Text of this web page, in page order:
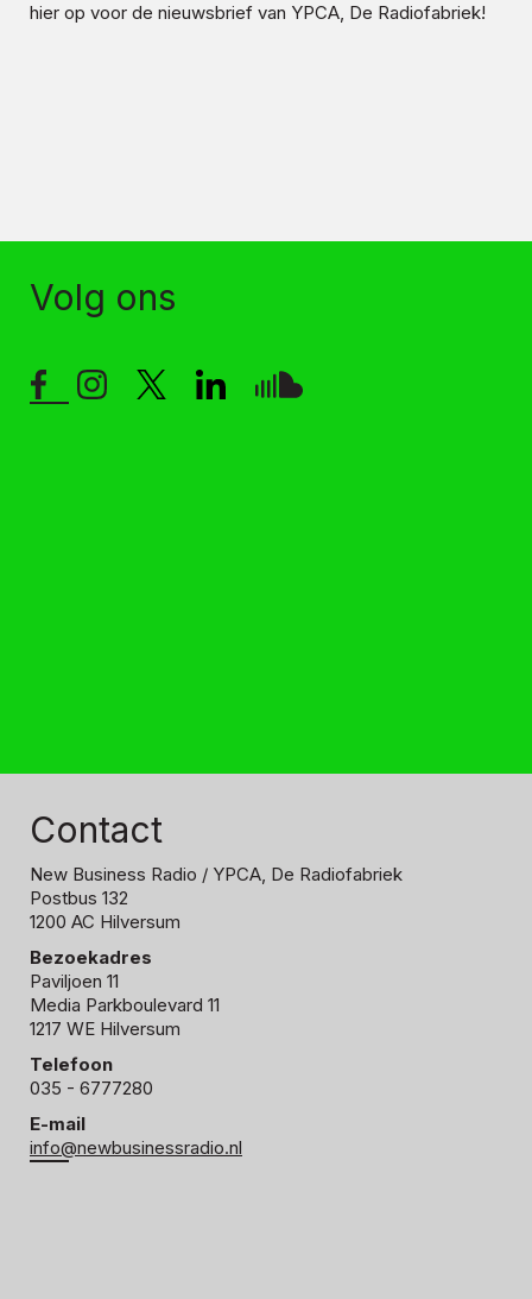
hier op voor de nieuwsbrief van YPCA, De Radiofabriek!
Volg ons
Contact
New Business Radio / YPCA, De Radiofabriek
Postbus 132
1200 AC Hilversum
Bezoekadres
Paviljoen 11
Media Parkboulevard 11
1217 WE Hilversum
Telefoon
035 - 6777280
E-mail
info@newbusinessradio.nl